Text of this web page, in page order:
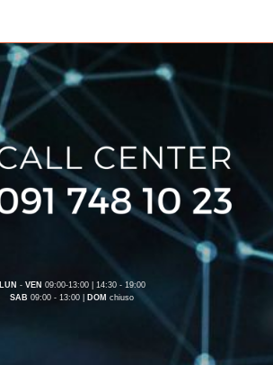
LUN - VEN 09:00-13:00 | 14:30 - 19:00
SAB 09:00 - 13:00 | DOM chiuso